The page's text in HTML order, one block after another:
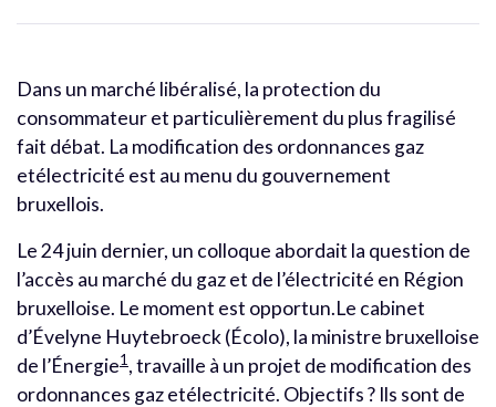
Dans un marché libéralisé, la protection du
consommateur et particulièrement du plus fragilisé
fait débat. La modification des ordonnances gaz
etélectricité est au menu du gouvernement
bruxellois.
Le 24 juin dernier, un colloque abordait la question de
l’accès au marché du gaz et de l’électricité en Région
bruxelloise. Le moment est opportun.Le cabinet
d’Évelyne Huytebroeck (Écolo), la ministre bruxelloise
de l’Énergie1 , travaille à un projet de modification des
ordonnances gaz etélectricité. Objectifs ? Ils sont de